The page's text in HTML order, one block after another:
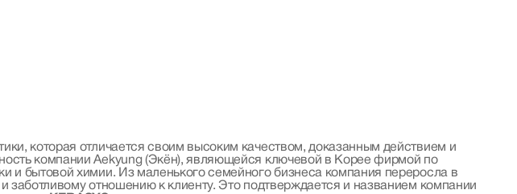
которая отличается своим высоким качеством, доказанным действием и
компании Aekyung (Экён), являющейся ключевой в Корее фирмой по
и бытовой химии. Из маленького семейного бизнеса компания переросла в
заботливому отношению к клиенту. Это подтверждается и названием компании